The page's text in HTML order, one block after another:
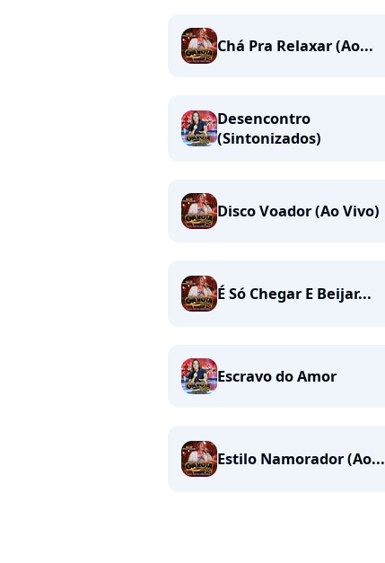
Chá Pra Relaxar (Ao...
Desencontro
(Sintonizados)
Disco Voador (Ao Vivo)
É Só Chegar E Beijar...
Escravo do Amor
Estilo Namorador (Ao...